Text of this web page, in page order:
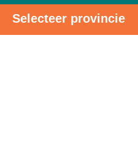
Selecteer provincie